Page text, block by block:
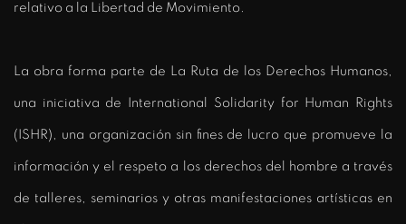
relativo a la Libertad de Movimiento.
La obra forma parte de La Ruta de los Derechos Humanos,
una iniciativa de International Solidarity for Human Rights
(ISHR), una organización sin fines de lucro que promueve la
información y el respeto a los derechos del hombre a través
de talleres, seminarios y otras manifestaciones artísticas en